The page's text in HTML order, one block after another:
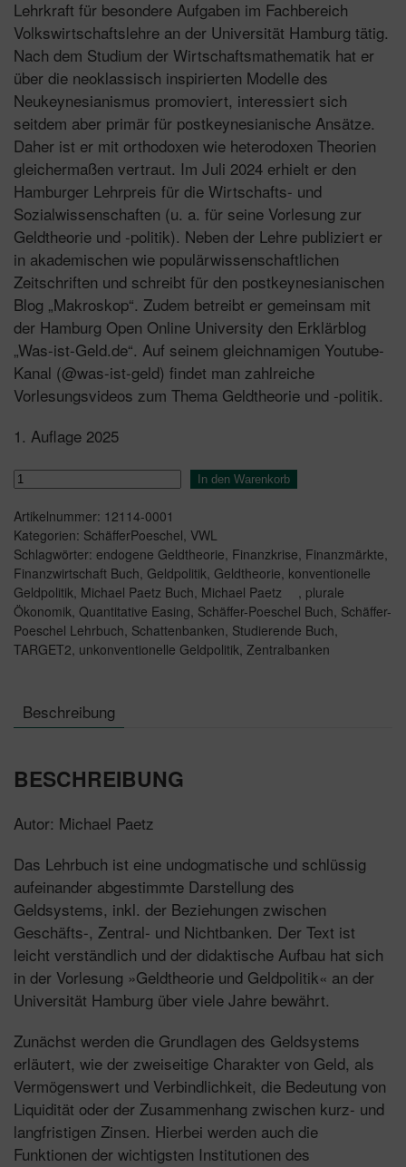
Lehrkraft für besondere Aufgaben im Fachbereich
Volkswirtschaftslehre an der Universität Hamburg tätig.
Nach dem Studium der Wirtschaftsmathematik hat er
über die neoklassisch inspirierten Modelle des
Neukeynesianismus promoviert, interessiert sich
seitdem aber primär für postkeynesianische Ansätze.
Daher ist er mit orthodoxen wie heterodoxen Theorien
gleichermaßen vertraut. Im Juli 2024 erhielt er den
Hamburger Lehrpreis für die Wirtschafts- und
Sozialwissenschaften (u. a. für seine Vorlesung zur
Geldtheorie und -politik). Neben der Lehre publiziert er
in akademischen wie populärwissenschaftlichen
Zeitschriften und schreibt für den postkeynesianischen
Blog „Makroskop“. Zudem betreibt er gemeinsam mit
der Hamburg Open Online University den Erklärblog
„Was-ist-Geld.de“. Auf seinem gleichnamigen Youtube-
Kanal (@was-ist-geld) findet man zahlreiche
Vorlesungsvideos zum Thema Geldtheorie und -politik.
1. Auflage 2025
Geldtheorie
Geldpolitik
Menge
In den Warenkorb
Artikelnummer: 12114-0001
Kategorien: SchäfferPoeschel VWL
Schlagwörter: endogene Geldtheorie Finanzkrise Finanzmärkte
Finanzwirtschaft Buch Geldpolitik Geldtheorie konventionelle
Geldpolitik Michael Paetz Buch Michael Paetz
plurale
Ökonomik Quantitative Easing Schäffer-Poeschel Buch Schäffer-
Poeschel Lehrbuch Schattenbanken Studierende Buch
TARGET2 unkonventionelle Geldpolitik Zentralbanken
Beschreibung
BESCHREIBUNG
Autor: Michael Paetz
Das Lehrbuch ist eine undogmatische und schlüssig
aufeinander abgestimmte Darstellung des
Geldsystems, inkl. der Beziehungen zwischen
Geschäfts-, Zentral- und Nichtbanken. Der Text ist
leicht verständlich und der didaktische Aufbau hat sich
in der Vorlesung »Geldtheorie und Geldpolitik« an der
Universität Hamburg über viele Jahre bewährt.
Zunächst werden die Grundlagen des Geldsystems
erläutert, wie der zweiseitige Charakter von Geld, als
Vermögenswert und Verbindlichkeit, die Bedeutung von
Liquidität oder der Zusammenhang zwischen kurz- und
langfristigen Zinsen. Hierbei werden auch die
Funktionen der wichtigsten Institutionen des